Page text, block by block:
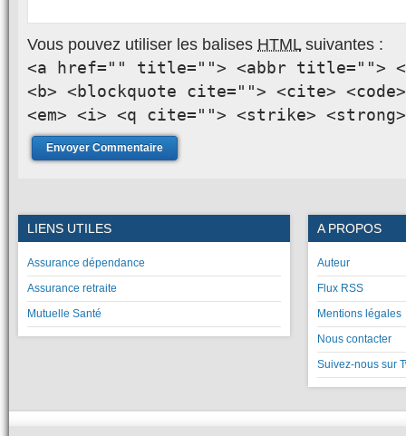
Vous pouvez utiliser les balises HTMLsuivantes :
<a href="" title=""> <abbr title="">
<b> <blockquote cite=""> <cite>
<em> <i> <q cite=""> <strike> <strong>
LIENS UTILES
Assurance dépendance
Assurance retraite
Mutuelle Santé
A PROPOS
Auteur
Flux RSS
Mentions légales
Nous contacter
Suivez-nous sur